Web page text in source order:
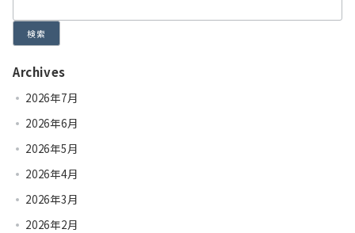
検索
Archives
2026年7月
2026年6月
2026年5月
2026年4月
2026年3月
2026年2月